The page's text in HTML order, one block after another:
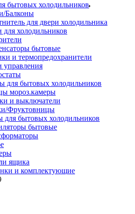
бытовых холодильников
Балконы
для двери холодильника
для холодильников
бытовые
и термопредохранители
управления
для бытовых холодильников
мороз.камеры
и выключатели
Фруктовницы
бытовых холодильников
бытовые
ящика
и комплектующие